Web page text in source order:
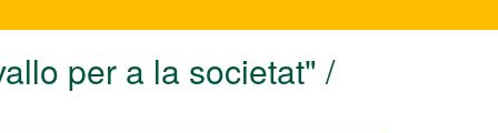
per a la societat" /